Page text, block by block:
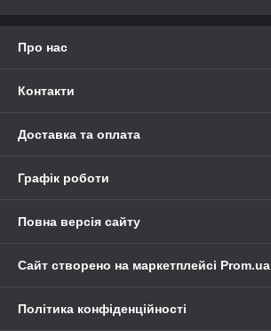
Про нас
Контакти
Доставка та оплата
Графік роботи
Повна версія сайту
Сайт створено на маркетплейсі Prom.ua
Політика конфіденційності